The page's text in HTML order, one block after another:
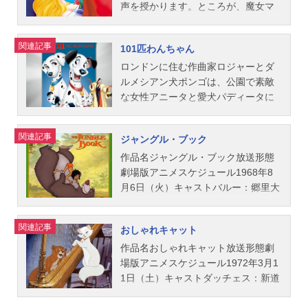
最高のハッピーエンドで終わるので
版アニメスケジュール1952年3月7日
（金）※吹替えでの公開は1961年キ
ャスト【1961年公開版】シンデレ
ラ：富沢志満（声）、浜田尚子
（歌）...
ター：西本裕行ハートの女王：小沢
（追加収録）三月ウサギ：逢坂秀
実、高瀬右光（追加収録）大工：吉
田幸紘年老いたカキ：吉田幸紘トゥ
イードルディー：吉田幸紘トゥイー
ドルダム：野村隆一セイウチ：水野
（追加収録）イモムシ：玉城伸吾
（幼虫）、吉田幸紘（蝶）、佐山陽
規（追加収録）ドアノブ：小山武宏
ビル・トカゲ：野村隆一赤いバラ：
下川久美...
敵にしている海賊、フック船長の悪
ーター・パン放送形態劇場版アニメ
スケジュール1955年3月22日（火）
※吹替えでの公開は1963年キャスト
ピーター・パン：岩田光央ウェンデ
ィ：渕崎ゆり子（声）、鈴木佐江子
ン：池田真マイケル：鈴木一輝スミ
ー：熊倉一雄タイガー・リリー：勝
田治美スタッフ製作：ウォルト･ディ
ズニー原作：ジェームズ・M・バリ
ー監督：ハミルトン･ラスク クライ
ジャクソン脚本：テッド・シアー
ズ アードマン・ペナーアニメーシ
ョン監督：ミルト・カール ウルフ
ガング・ライザーマン フランク・
トーマ...
ノッテ”を始め珠玉の音楽に彩られ
険を繰り広げる心温まる物語。作品
名わんわん物語放送形態劇場版アニ
メスケジュール1956年8月8日（水）
キャスト【1956年公開版】レディ：
宝田薫トランプ：小林桂樹ダーリン
ラ：堀越節子ジョック：三津田健ト
ラスティ：鈴々舎馬風トニー：中村
哲ジョー：市村俊幸サイとアム：ナ
ンシー梅木【1989年公開版】レデ
ィ：藤田淑子トランプ：中尾隆聖ダ
セーラ：京田尚子ジョック：槐柳二
トラスティ：滝口順平トニー：熊倉
一雄（声）、池田直樹（歌）ジョ
ー：はせさん治（声）、加賀清孝
（歌）サイとアム：天地総子スタッ
声を授かります。ところが、魔女マ
の誕生日に、糸車で指を刺して命を
落とす"という恐ろしい呪いをかけた
のです。やがて16歳の誕生日を迎え
るオーロラ姫。森でのフィリップ王
子との出会い、呪いの実現、そし
が憧れるあの最高にロマンティック
な瞬間が訪れます。作品名眠れる森
の美女放送形態劇場版アニメスケジ
ュール1960年7月23日（土）キャス
トオーロラ姫（ブライア・ロー
子：古澤徹（古澤融）（声） 立花
敏弘（歌）マレフィセント：沢田敏
子フローラ：麻生美代子フォーナ：
京田尚子メリーウェザー：野沢雅子
ステファン王：徳川龍峰ヒューバー
関連記事
101匹わんちゃん
ロンドンに住む作曲家ロジャーとダ
ルメシアン犬ポンゴは、公園で素敵
な女性アニータと愛犬パディータに
ータは結婚、ポンゴとパディータは1
5匹のかわいい子犬に恵まれます。と
ころがある晩、毛皮好きの悪女クル
エラに子犬たちが誘拐されてしまい
ます。子犬たちを探すため、ポンゴ
す。ポンゴのSOSは犬から犬へと伝
わり、ついに子犬たちが郊外のクル
エラの館にいることを突き止めま
す。愛しい子供を救いたい一心で、
遠い道のりを駆けつけたポンゴとパ
関連記事
ジャングル・ブック
作品名ジャングル・ブック放送形態
劇場版アニメスケジュール1968年8
月6日（火）キャストバルー：郷里大
ラ：今西正男（声）、石塚勇（歌）
キング・ルーイ：石原慎一シア・カ
ーン：加藤精三（声）、鈴木雪夫
(歌）カー：八代駿ハティ大佐：富田
耕生（声）、立花敏弘（歌）モーグ
関連記事
おしゃれキャット
作品名おしゃれキャット放送形態劇
場版アニメスケジュール1972年3月1
1日（土）キャストダッチェス：新道